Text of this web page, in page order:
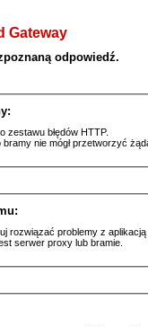
Gateway
odpowiedź.
zestawu błędów HTTP.
nie mógł przetworzyć
rozwiązać problemy z
serwer proxy lub bramie.